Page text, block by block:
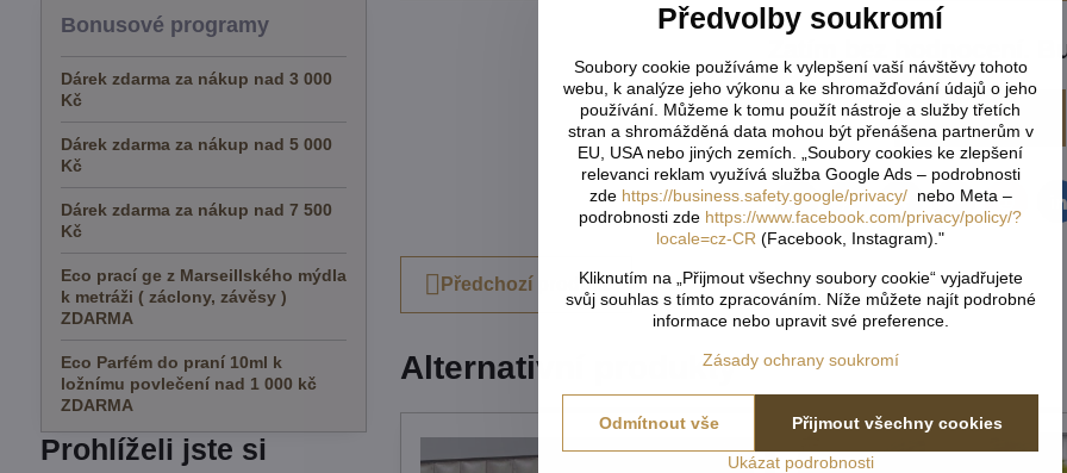
Zatím bez hodnocení.
Přidat recenzi
FacebookTwitter BlueskyPinterestReddit
Předchozí produkt
Alternativní produkty
Bonusové programy
Dárek zdarma za nákup nad 3 000
Kč
Dárek zdarma za nákup nad 5 000
Kč
Dárek zdarma za nákup nad 7 500
Kč
Eco prací ge z Marseillského mýdla
k metráži ( záclony, závěsy )
ZDARMA
Eco Parfém do praní 10ml k
ložnímu povlečení nad 1 000 kč
ZDARMA
Prohlíželi jste si
Předvolby soukromí
Soubory cookie používáme k vylepšení vaší návštěvy tohoto
webu, k analýze jeho výkonu a ke shromažďování údajů o jeho
používání. Můžeme k tomu použít nástroje a služby třetích
stran a shromážděná data mohou být přenášena partnerům v
EU, USA nebo jiných zemích. „Soubory cookies ke zlepšení
relevanci reklam využívá služba Google Ads – podrobnosti
zde https://business.safety.google/privacy/nebo Meta –
podrobnosti zde https://www.facebook.com/privacy/policy/?
locale=cz-CR (Facebook, Instagram)."
Kliknutím na „Přijmout všechny soubory cookie“ vyjadřujete
svůj souhlas s tímto zpracováním. Níže můžete najít podrobné
informace nebo upravit své preference.
Zásady ochrany soukromí
Ukázat podrobnosti
Přijmout všechny cookies
Odmítnout vše